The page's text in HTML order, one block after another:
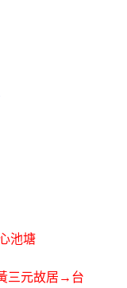
池塘
三元故居→台